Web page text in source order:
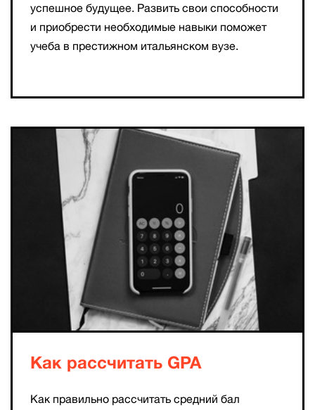
успешное будущее. Развить свои способности
и приобрести необходимые навыки поможет
учеба в престижном итальянском вузе.
Как рассчитать GPA
Как правильно рассчитать средний бал